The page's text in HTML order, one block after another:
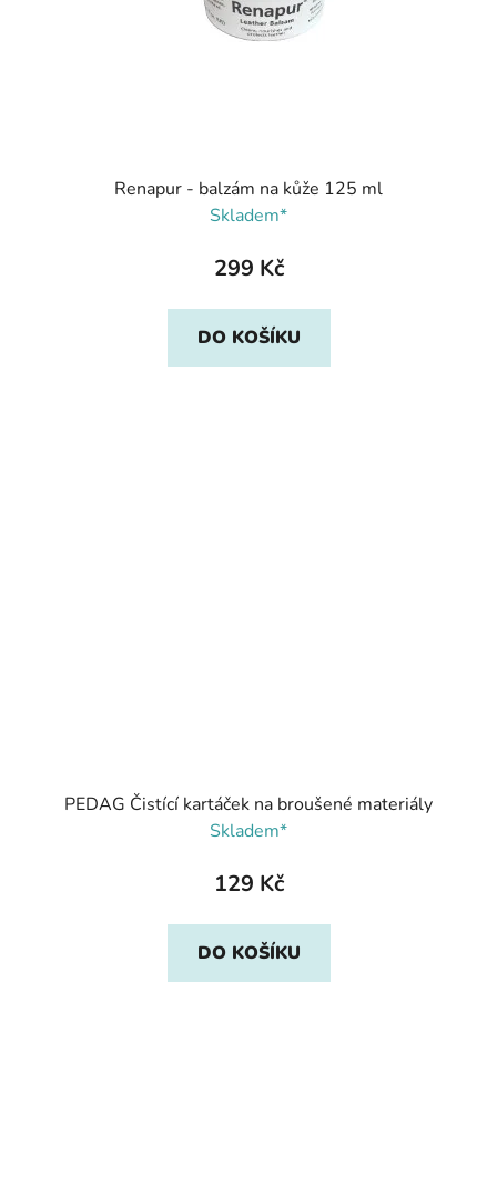
Renapur - balzám na kůže 125 ml
Skladem*
299 Kč
DO KOŠÍKU
PEDAG Čistící kartáček na broušené materiály
Skladem*
129 Kč
DO KOŠÍKU